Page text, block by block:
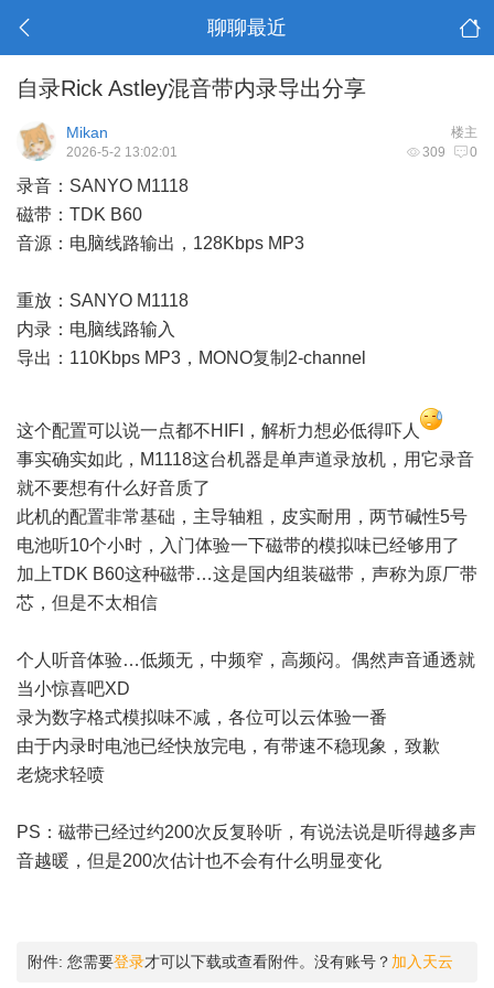
聊聊最近
自录Rick Astley混音带内录导出分享
楼主
Mikan
309 0
2026-5-2 13:02:01
录音：SANYO M1118
磁带：TDK B60
音源：电脑线路输出，128Kbps MP3
重放：SANYO M1118
内录：电脑线路输入
导出：110Kbps MP3，MONO复制2-channel
这个配置可以说一点都不HIFI，解析力想必低得吓人
事实确实如此，M1118这台机器是单声道录放机，用它录音
就不要想有什么好音质了
此机的配置非常基础，主导轴粗，皮实耐用，两节碱性5号
电池听10个小时，入门体验一下磁带的模拟味已经够用了
加上TDK B60这种磁带…这是国内组装磁带，声称为原厂带
芯，但是不太相信
个人听音体验…低频无，中频窄，高频闷。偶然声音通透就
当小惊喜吧XD
录为数字格式模拟味不减，各位可以云体验一番
由于内录时电池已经快放完电，有带速不稳现象，致歉
老烧求轻喷
PS：磁带已经过约200次反复聆听，有说法说是听得越多声
音越暖，但是200次估计也不会有什么明显变化
附件: 您需要登录才可以下载或查看附件。没有账号？ 加入天云